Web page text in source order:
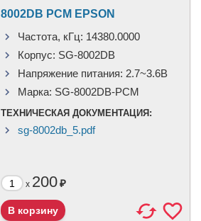
8002DB PCM EPSON
Частота, кГц: 14380.0000
Корпус: SG-8002DB
Напряжение питания: 2.7~3.6В
Марка: SG-8002DB-PCM
ТЕХНИЧЕСКАЯ ДОКУМЕНТАЦИЯ:
sg-8002db_5.pdf
x 200₽